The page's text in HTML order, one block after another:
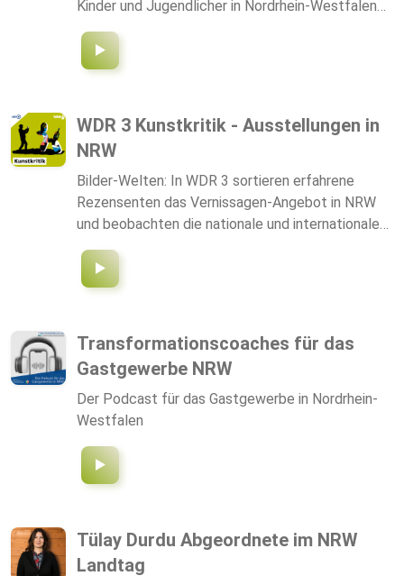
Kinder und Jugendlicher in Nordrhein-Westfalen
WDR 3 Kunstkritik - Ausstellungen in
NRW
Bilder-Welten: In WDR 3 sortieren erfahrene
Rezensenten das Vernissagen-Angebot in NRW
und beobachten die nationale und internationale
vielseitig, zu hören sind Ausstellungsrezensionen,
Künstler-Porträts, Kunstmarkt-Kommentare und
Transformationscoaches für das
Gastgewerbe NRW
Der Podcast für das Gastgewerbe in Nordrhein-
Westfalen
Tülay Durdu Abgeordnete im NRW
Landtag